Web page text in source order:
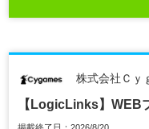
株式会社Ｃｙ
【LogicLinks】WEB